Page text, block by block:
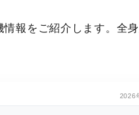
報をご紹介します。全
2026